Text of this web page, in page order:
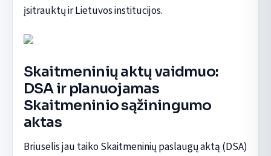
įsitrauktų ir Lietuvos institucijos.
Skaitmeninių aktų vaidmuo:
DSA ir planuojamas
Skaitmeninio sąžiningumo
aktas
Briuselis jau taiko Skaitmeninių paslaugų aktą (DSA)